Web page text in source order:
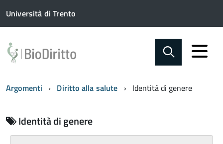
Università di Trento
Argomenti Diritto alla salute Identità di genere
Identità di genere